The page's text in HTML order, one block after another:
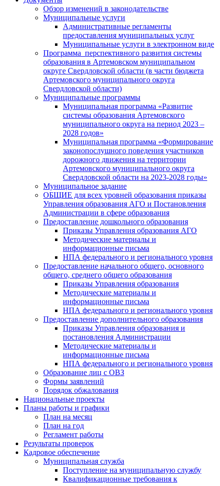
Обзор изменений в законодательстве
Муниципальные услуги
Административные регламенты
предоставления муниципальных услуг
Муниципальные услуги в электронном виде
Программа перспективного развития системы
образования в Артемовском муниципальном
округе Свердловской области (в части бюджета
Артемовского муниципального округа
Свердловской области)
Муниципальные программы
Муниципальная программа «Развитие
системы образования Артемовского
муниципального округа на период 2023 –
2028 годов»
Муниципальная программа «Формирование
законопослушного поведения участников
дорожного движения на территории
Артемовского муниципального округа
Свердловской области на 2023-2028 годы»
Муниципальное задание
ОБЩИЕ для всех уровней образования приказы
Управления образования АГО и Постановления
Администрации в сфере образования
Предоставление дошкольного образования
Приказы Управления образования АГО
Методические материалы и
информационные письма
НПА федерального и регионального уровня
Предоставление начального общего, основного
общего, среднего общего образования
Приказы Управления образования
Методические материалы и
информационные письма
НПА федерального и регионального уровня
Предоставление дополнительного образования
Приказы Управления образования и
постановления Администрации
Методические материалы и
информационные письма
НПА федерального и регионального уровня
Образование лиц с ОВЗ
Формы заявлений
Порядок обжалования
Национальные проекты
Планы работы и графики
План на месяц
План на год
Регламент работы
Результаты проверок
Кадровое обеспечение
Муниципальная служба
Поступление на муниципальную службу
Квалификационные требования к